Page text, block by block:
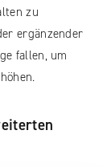
zu
ergänzender
fallen, um